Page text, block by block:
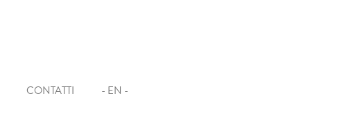
CONTATTI - EN -